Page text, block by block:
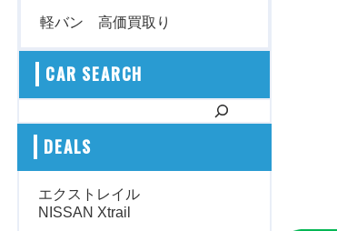
軽バン 高価買取り
CAR SEARCH
DEALS
エクストレイル
NISSAN Xtrail